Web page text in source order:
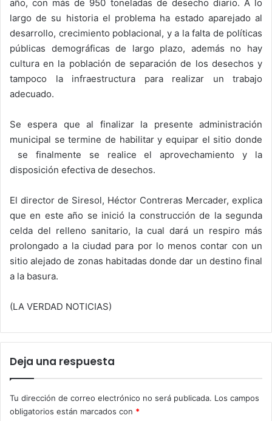
año, con más de 950 toneladas de desecho diario. A lo
largo de su historia el problema ha estado aparejado al
desarrollo, crecimiento poblacional, y a la falta de políticas
públicas demográficas de largo plazo, además no hay
cultura en la población de separación de los desechos y
tampoco la infraestructura para realizar un trabajo
adecuado.
Se espera que al finalizar la presente administración
municipal se termine de habilitar y equipar el sitio donde
se finalmente se realice el aprovechamiento y la
disposición efectiva de desechos.
El director de Siresol, Héctor Contreras Mercader, explica
que en este año se inició la construcción de la segunda
celda del relleno sanitario, la cual dará un respiro más
prolongado a la ciudad para por lo menos contar con un
sitio alejado de zonas habitadas donde dar un destino final
a la basura.
(LA VERDAD NOTICIAS)
Deja una respuesta
Tu dirección de correo electrónico no será publicada. Los campos
obligatorios están marcados con *